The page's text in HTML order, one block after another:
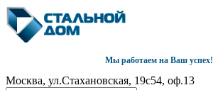
Мы работаем на Ваш успех!
Москва, ул.Стахановская, 19с54, оф.13